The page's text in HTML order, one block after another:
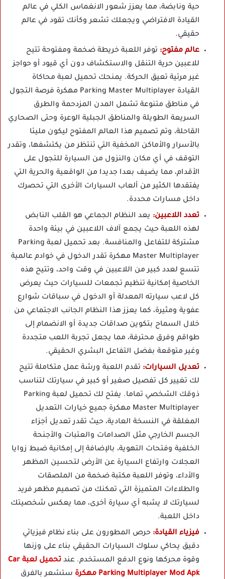
حية ونابضة، مما يعزز شعور الانغماس الكلي في عالم
القيادة الافتراضي ويجعلك تشعر وكأنك تقود في عالم
حقيقي.
عالم مفتوح: توفر اللعبة خريطة ضخمة ومفتوحة تتيح
للاعبين حرية التنقل والاستكشاف دون أي قيود أو حواجز
غير مرئية تعيق الحركة. يمنحك تحميل لعبة محاكاة
القيادة Parking Master Multiplayer مهكرة فرصة التجول
في مناطق متنوعة تشمل المدن المزدحمة والطرق
السريعة الطويلة والمناطق الجبلية الوعرة وحتى الصحاري
القاحلة، وتم تصميم هذا العالم المفتوح ليكون مليئا
بالأسرار والأماكن المخفية التي تنتظر من يكتشفها، وتقدر
التوقف في أي مكان والنزول من السيارة للتجول على
الأقدام، مما يضيف بعدا جديدا من الواقعية والحرية التي
يفتقدها الكثير من ألعاب السيارات الأخرى التي تحصرك
داخل مسارات محددة.
تعدد اللاعبين: يعد النظام الجماعي هو القلب النابض
لهذه اللعبة حيث يجمع آلاف اللاعبين في بيئة واحدة
مشتركة للتفاعل والمنافسة. بعد تحميل لعبة Parking
Master Multiplayer مهكرة تقدر الدخول في خوادم عالمية
تتسع لعدد كبير من اللاعبين في وقت واحد، وتتيح هذه
الخاصية إمكانية تنظيم تجمعات للسيارات حيث يعرض
كل لاعب سيارته المعدلة أو الدخول في سباقات شوارع
عفوية ومثيرة، كما يعزز هذا النظام الجانب الاجتماعي من
خلال السماح بتكوين صداقات جديدة أو الانضمام إلى
طواقم وفرق محترفة، مما يجعل تجربة اللعب متجددة
وغير متوقعة بفضل التفاعل البشري الحقيقي.
تعديل السيارات: تقدم اللعبة ورشة عمل متكاملة تتيح
لك تغيير كل تفصيل صغير أو كبير في سيارتك لتناسب
ذوقك الشخصي تماما. يفتح لك تحميل لعبة Parking
Master Multiplayer مهكرة جميع خيارات التعديل
المغلقة في النسخة العادية، حيث تقدر تعديل أجزاء
الجسم الخارجي مثل الصدامات والعتبات والأجنحة
الخلفية وفتحات التهوية، بالإضافة إلى إمكانية ضبط زوايا
العجلات وارتفاع السيارة عن الأرض لتحسين المظهر
والأداء، وتوفر اللعبة مكتبة ضخمة من الملصقات
والطلاءات المتميزة التي تمكنك من تصميم مظهر فريد
لسيارتك لا يشبه أي سيارة أخرى، مما يعكس شخصيتك
داخل اللعبة.
فيزياء القيادة: حرص المطورون على بناء نظام فيزيائي
دقيق يحاكي سلوك السيارات الحقيقي بناء على وزنها
وقوة محركها ونوع الدفع المستخدم. عند
تحميل لعبة Car
Parking Multiplayer Mod Apk مهكرة
ستشعر بالفرق